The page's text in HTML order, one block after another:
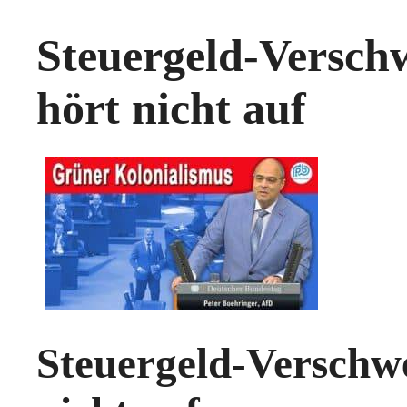
Steuergeld-
hört nicht auf
Steuergeld-